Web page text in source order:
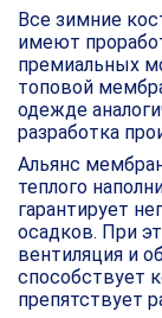
Все зимние
имеют
премиальных
топовой
одежде
разработка
Альянс
теплого
гарантирует
осадков. При
вентиляция и
способствует
препятствует